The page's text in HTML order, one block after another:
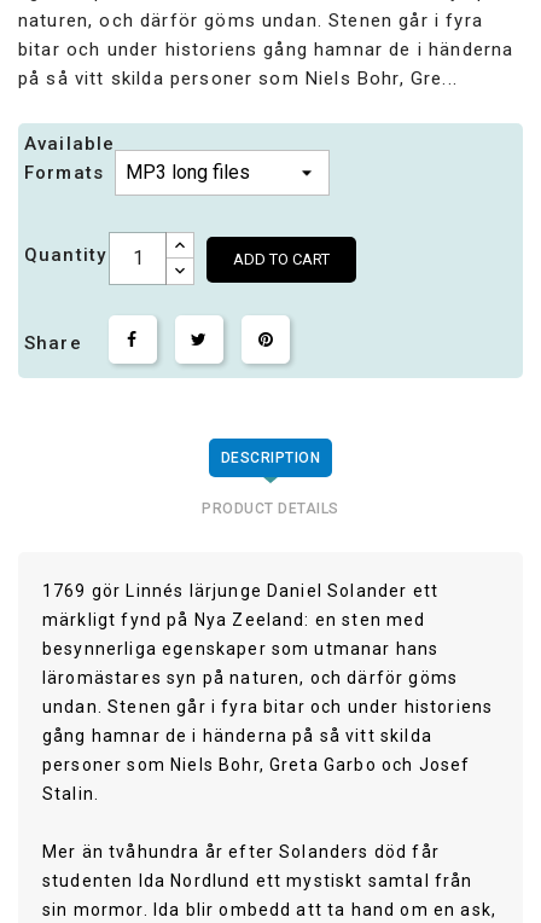
naturen, och därför göms undan. Stenen går i fyra
bitar och under historiens gång hamnar de i händerna
på så vitt skilda personer som Niels Bohr, Gre...
Available
Formats
Quantity ADD TO CART
Share
DESCRIPTION
PRODUCT DETAILS
1769 gör Linnés lärjunge Daniel Solander ett
märkligt fynd på Nya Zeeland: en sten med
besynnerliga egenskaper som utmanar hans
läromästares syn på naturen, och därför göms
undan. Stenen går i fyra bitar och under historiens
gång hamnar de i händerna på så vitt skilda
personer som Niels Bohr, Greta Garbo och Josef
Stalin.
Mer än tvåhundra år efter Solanders död får
studenten Ida Nordlund ett mystiskt samtal från
sin mormor. Ida blir ombedd att ta hand om en ask,